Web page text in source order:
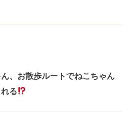
、お散歩ルートでねこちゃん
る